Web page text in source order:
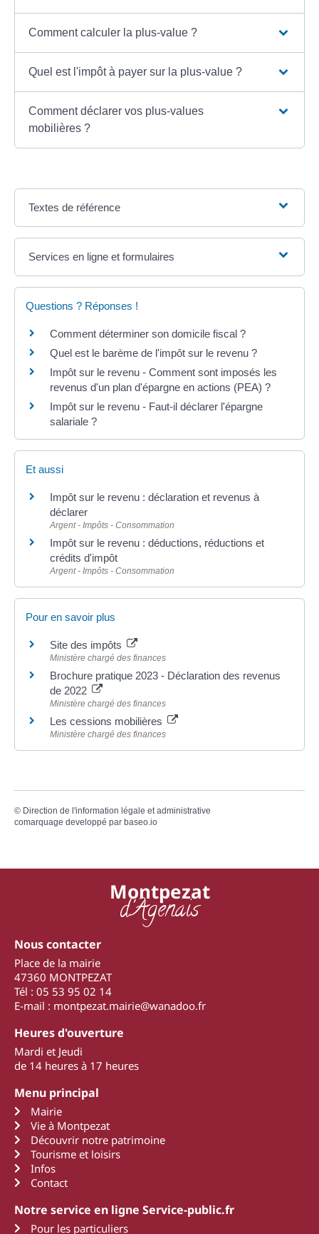
Comment calculer la plus-value ?
Quel est l'impôt à payer sur la plus-value ?
Comment déclarer vos plus-values
mobilières ?
Textes de référence
Services en ligne et formulaires
Questions ? Réponses !
Comment déterminer son domicile fiscal ?
Quel est le barème de l'impôt sur le revenu ?
Impôt sur le revenu - Comment sont imposés les
revenus d'un plan d'épargne en actions (PEA) ?
Impôt sur le revenu - Faut-il déclarer l'épargne
salariale ?
Et aussi
Impôt sur le revenu : déclaration et revenus à
déclarer
Argent - Impôts - Consommation
Impôt sur le revenu : déductions, réductions et
crédits d'impôt
Argent - Impôts - Consommation
Pour en savoir plus
Site des impôts
Ministère chargé des finances
Brochure pratique 2023 - Déclaration des revenus
de 2022
Ministère chargé des finances
Les cessions mobilières
Ministère chargé des finances
© Direction de l'information légale et administrative
comarquage developpé par baseo.io
Montpezat
d'Agenais
Nous contacter
Place de la mairie
47360 MONTPEZAT
Tél : 05 53 95 02 14
E-mail : montpezat.mairie@wanadoo.fr
Heures d'ouverture
Mardi et Jeudi
de 14 heures à 17 heures
Menu principal
Mairie
Vie à Montpezat
Découvrir notre patrimoine
Tourisme et loisirs
Infos
Contact
Notre service en ligne Service-public.fr
Pour les particuliers